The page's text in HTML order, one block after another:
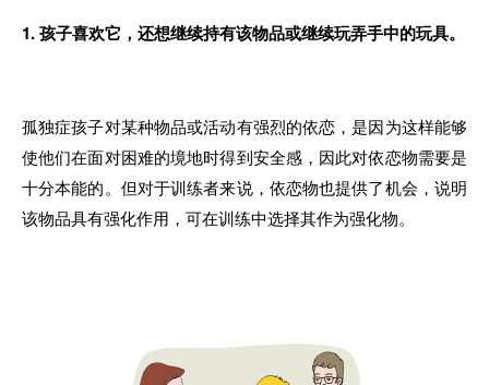
1. 孩子喜欢它 ， 还想继续持有该物品或继续玩弄手中的玩具。
孤独症孩子对某种物品或活动有强烈的依恋 ，是因为这样能够
使他们在面对困难的境地时得到安全感， 因此对依恋物需要是
十分本能的。但对于训练者来说， 依恋物也提供了机会 ， 说明
该物品具有强化作用 ， 可在训练中选择其作为强化物。